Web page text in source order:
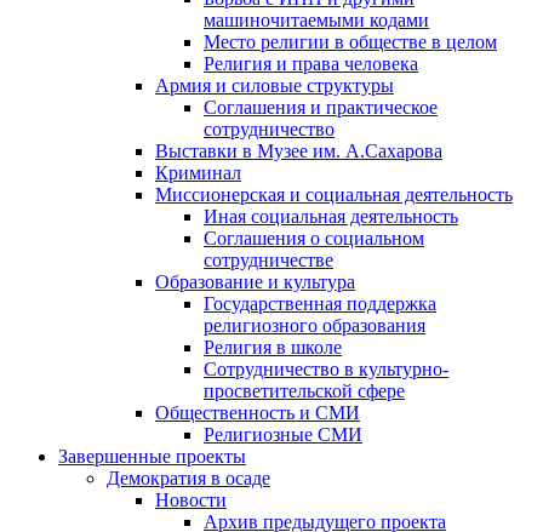
машиночитаемыми кодами
Место религии в обществе в целом
Религия и права человека
Армия и силовые структуры
Соглашения и практическое
сотрудничество
Выставки в Музее им. А.Сахарова
Криминал
Миссионерская и социальная деятельность
Иная социальная деятельность
Соглашения о социальном
сотрудничестве
Образование и культура
Государственная поддержка
религиозного образования
Религия в школе
Сотрудничество в культурно-
просветительской сфере
Общественность и СМИ
Религиозные СМИ
Завершенные проекты
Демократия в осаде
Новости
Архив предыдущего проекта